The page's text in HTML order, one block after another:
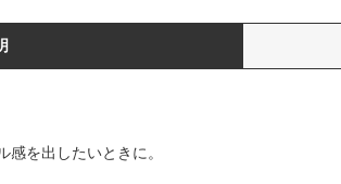
を出したいときに。